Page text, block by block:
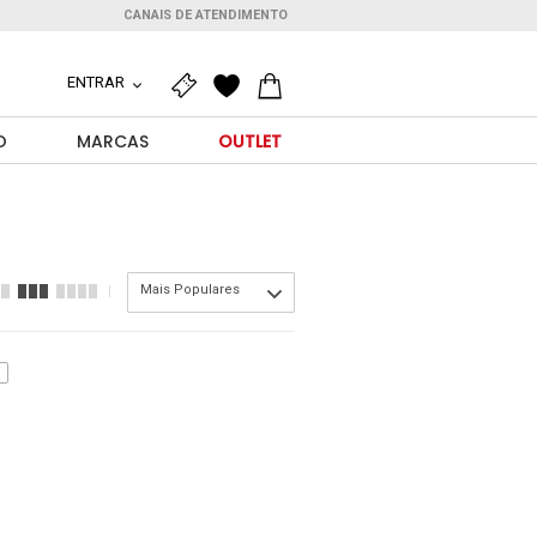
CANAIS DE ATENDIMENTO
ENTRAR
MARCAS OUTLET
Mais Populares